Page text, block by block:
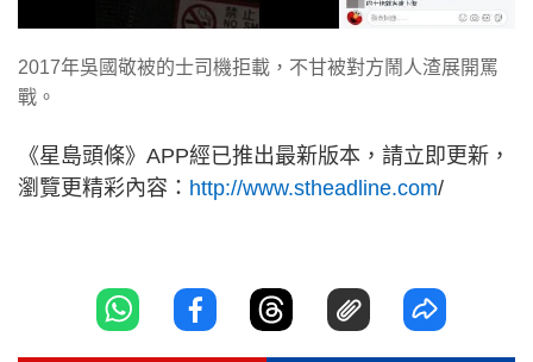
2017年吳國敬被的士司機拒載，不甘被對方鬧人渣展開罵
戰。
《星島頭條》APP經已推出最新版本，請立即更新，
瀏覽更精彩內容： http://www.stheadline.com/